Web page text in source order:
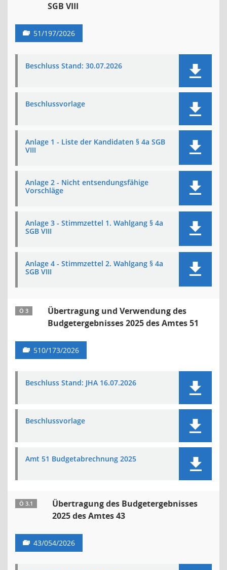
SGB VIII
51/197/2026
Beschluss Stand: 30.07.2026
Beschlussvorlage
Anlage 1 - Liste der Kandidaten § 4a SGB
VIII
Anlage 2 - Nicht entsendungsfähige
Vorschläge
Anlage 3 - Stimmzettel 1. Wahlgang § 4a
SGB VIII
Anlage 4 - Stimmzettel 2. Wahlgang § 4a
SGB VIII
Ö 3
Übertragung und Verwendung des
Budgetergebnisses 2025 des Amtes 51
510/173/2026
Beschluss Stand: JHA 16.07.2026
Beschlussvorlage
Amt 51 Budgetabrechnung 2025
Ö 3.1
Übertragung des Budgetergebnisses
2025 des Amtes 43
43/054/2026